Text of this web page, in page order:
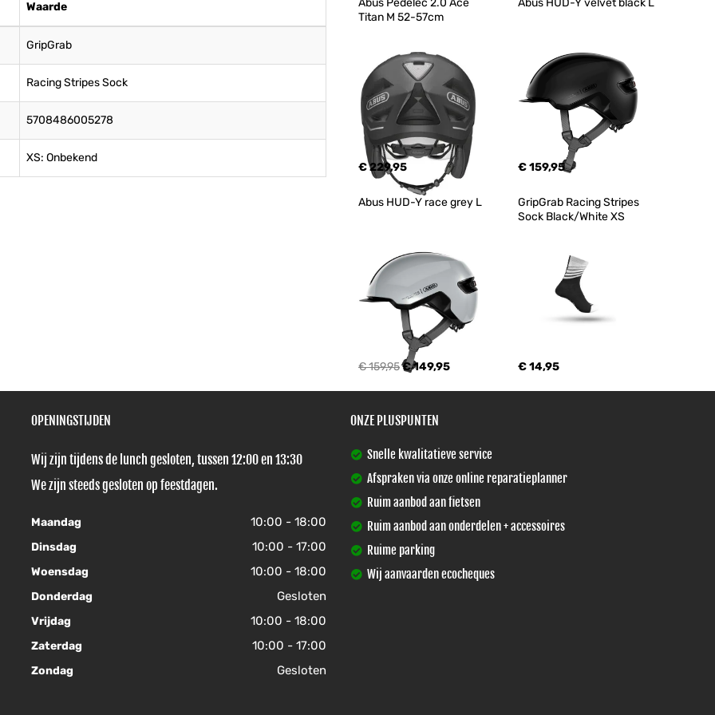
Waarde
GripGrab
Racing Stripes Sock
5708486005278
XS: Onbekend
Abus Pedelec 2.0 Ace
Titan M 52-57cm
€ 229,95
Abus HUD-Y velvet black L
€ 159,95
Abus HUD-Y race grey L
€ 159,95€ 149,95
GripGrab Racing Stripes
Sock Black/White XS
€ 14,95
OPENINGSTIJDEN
Wij zijn tijdens de lunch gesloten, tussen 12:00 en 13:30
We zijn steeds gesloten op feestdagen.
Maandag 10:00 - 18:00
Dinsdag 10:00 - 17:00
Woensdag 10:00 - 18:00
Donderdag Gesloten
Vrijdag 10:00 - 18:00
Zaterdag 10:00 - 17:00
Zondag Gesloten
ONZE PLUSPUNTEN
Snelle kwalitatieve service
Afspraken via onze online reparatieplanner
Ruim aanbod aan fietsen
Ruim aanbod aan onderdelen + accessoires
Ruime parking
Wij aanvaarden ecocheques